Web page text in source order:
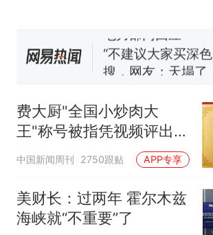
“不建议大家买深
搜，网友：天塌了
因老师一句“跟我
人生
费大厨"全国小炒肉大
王"称号被指凭视频评出
官方回应
中国新闻周刊 2750跟贴 APP专享
美财长：过两年 霍尔木兹
海峡就“不重要”了